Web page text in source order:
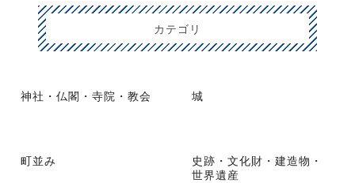
カテゴリ
神社・仏閣・寺院・教会 城
町並み
史跡・文化財・建造物・
世界遺産